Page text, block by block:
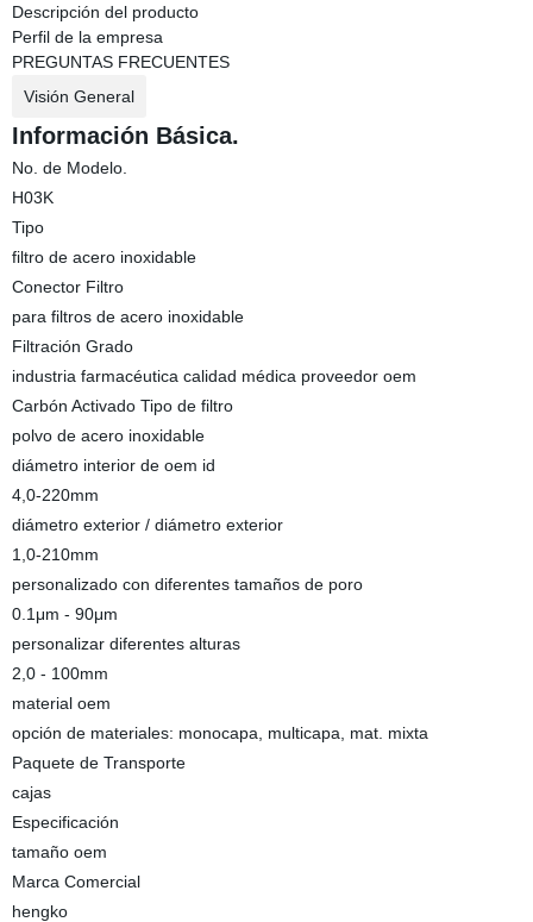
Descripción del producto
Perfil de la empresa
PREGUNTAS FRECUENTES
Visión General
Información Básica.
No. de Modelo.
H03K
Tipo
filtro de acero inoxidable
Conector Filtro
para filtros de acero inoxidable
Filtración Grado
industria farmacéutica calidad médica proveedor oem
Carbón Activado Tipo de filtro
polvo de acero inoxidable
diámetro interior de oem id
4,0-220mm
diámetro exterior / diámetro exterior
1,0-210mm
personalizado con diferentes tamaños de poro
0.1μm - 90μm
personalizar diferentes alturas
2,0 - 100mm
material oem
opción de materiales: monocapa, multicapa, mat. mixta
Paquete de Transporte
cajas
Especificación
tamaño oem
Marca Comercial
hengko